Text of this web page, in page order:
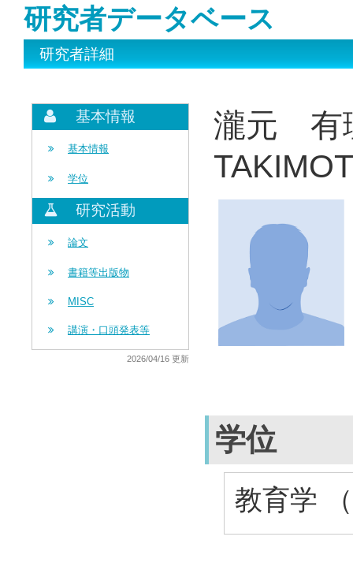
研究者データベース
研究者詳細
基本情報
基本情報
学位
研究活動
論文
書籍等出版物
MISC
講演・口頭発表等
2026/04/16 更新
瀧元 有
学位
教育学